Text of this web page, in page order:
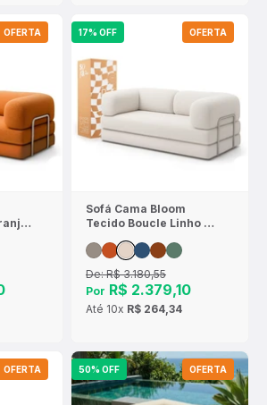
OFERTA 17% OFF OFERTA
Sofá Cama Bloom
Tecido Boucle Linho -
Sofá na Caixa
De:R$ 3.180,55
Por R$ 2.379,10
Até 10x R$ 264,34
OFERTA 50% OFF OFERTA